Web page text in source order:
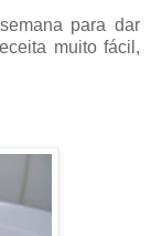
para dar
muito fácil,